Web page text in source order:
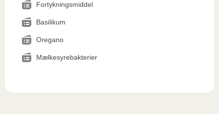
Fortykningsmiddel
Basilikum
Oregano
Mælkesyrebakterier